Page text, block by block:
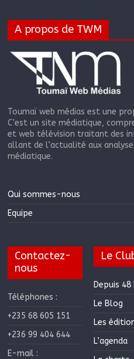
A propos de TWM
Toumaï web médias est une
C’est un site médiatique,
et web télévision traitant des
allant de l’actualité aux
médiatique.
Qui sommes-nous
Equipe
Contactez-
nous
Téléphones :
+235 68 605 151
+236 99 404 644
E-mail :
Le
Depuis 48
Le Blog
Les
L’agenda